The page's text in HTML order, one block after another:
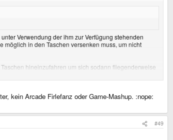
Verwendung der ihm zur Verfügung stehenden
in den Taschen versenken muss, um nicht
hineinzufahren um sich sodann fliegenderweise
kein Arcade Firlefanz oder Game-Mashup. :nope:
#49